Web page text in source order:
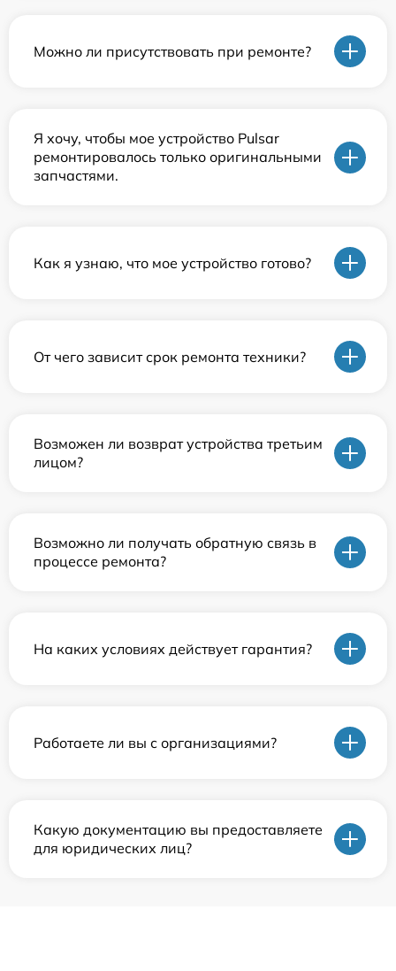
Можно ли присутствовать при ремонте?
Я хочу, чтобы мое устройство Pulsar
ремонтировалось только оригинальными
запчастями.
Как я узнаю, что мое устройство готово?
От чего зависит срок ремонта техники?
Возможен ли возврат устройства третьим
лицом?
Возможно ли получать обратную связь в
процессе ремонта?
На каких условиях действует гарантия?
Работаете ли вы с организациями?
Какую документацию вы предоставляете
для юридических лиц?